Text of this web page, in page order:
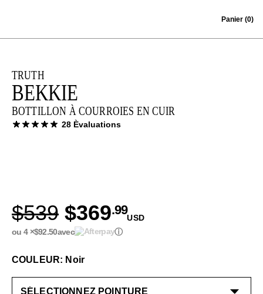
Panier (0)
TRUTH
BEKKIE
BOTTILLON À COURROIES EN CUIR
28 Èvaluations
$539 $369.99
USD
ou 4 ×$92.50avec ⓘ
COULEUR: Noir